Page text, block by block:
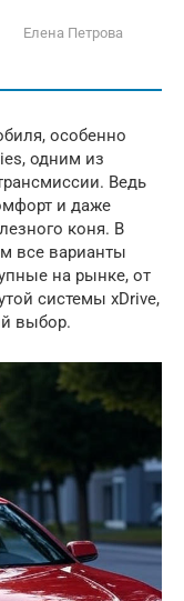
Елена Петрова
особенно
одним из
Ведь
и даже
коня. В
все варианты
на рынке, от
системы xDrive,
выбор.